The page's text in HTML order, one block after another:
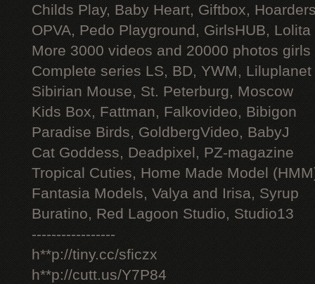
Childs Play, Baby Heart, Giftbox,
OPVA, Pedo Playground, GirlsHUB, Lolita
More 3000 videos and 20000 photos
Complete series LS, BD, YWM, Liluplanet
Sibirian Mouse, St. Peterburg, Moscow
Kids Box, Fattman, Falkovideo, Bibigon
Paradise Birds, GoldbergVideo, BabyJ
Cat Goddess, Deadpixel, PZ-magazine
Tropical Cuties, Home Made Model
Fantasia Models, Valya and Irisa, Syrup
Buratino, Red Lagoon Studio, Studio13
-----------------
h**p://tiny.cc/sficzx
h**p://cutt.us/Y7P84